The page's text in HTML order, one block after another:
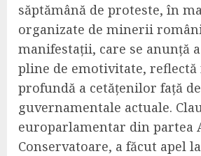
săptămână de proteste, în
organizate de minerii
manifestații, care se anunță
pline de emotivitate,
profundă a cetățenilor față
guvernamentale actuale.
europarlamentar din partea
Conservatoare, a făcut apel